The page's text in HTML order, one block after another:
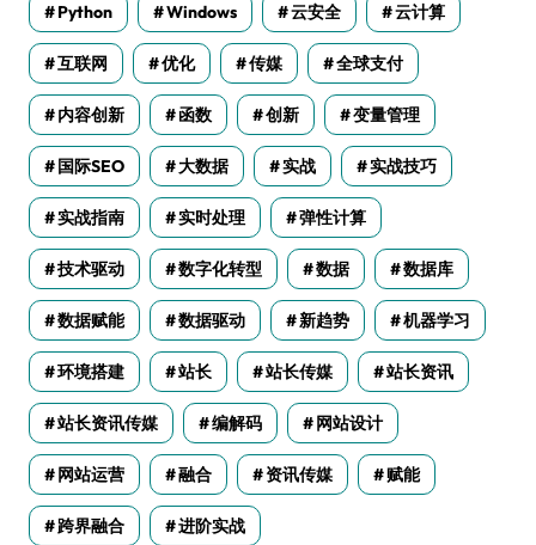
Python Windows 云安全 云计算
互联网 优化 传媒 全球支付
内容创新 函数 创新 变量管理
国际SEO 大数据 实战 实战技巧
实战指南 实时处理 弹性计算
技术驱动 数字化转型 数据 数据库
数据赋能 数据驱动 新趋势 机器学习
环境搭建 站长 站长传媒 站长资讯
站长资讯传媒 编解码 网站设计
网站运营 融合 资讯传媒 赋能
跨界融合 进阶实战